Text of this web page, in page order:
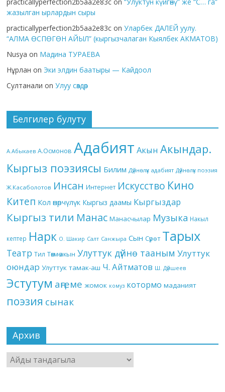
жазылган ырлардын сыры
practicallyperfection2b5aa2e83c onУларбек ДАЛЕЙ уулу.
“АЛМА ӨСПӨГӨН АЙЫЛ” (кыргызчалаган Кыялбек АКМАТОВ)
Nusya on Мадина ТУРАЕВА
Нұрлан on Эки элдин баатыры — Кайдоол
Султанали onУлуу сөздөр
Белгилер булуту
А.Абыкаев А.Осмонов Адабият Акын Акындар.
Кыргыз поэзиясы Билим Дүйнөлүк адабият Дүйнөлүк поэзия
Ж.Касаболотов Инсан Интернет Искусство Кино
Китеп Кол өнөрчүлүк Кыргыз даамы Кыргыздар
Кыргыз тили Манас Манасчылар Музыка Накыл
кептер Нарк О. Шакир Салт Санжыра Сын Сүрөт Тарых
Театр Тил Төкмө акын Улуттук дүйнө тааным Улуттук
оюндар Улуттук тамак-аш Ч. Айтматов Ш. Дүйшеев
Эстутум аңгеме жомок комуз котормо маданият
поэзия сынак
Архив
Архив